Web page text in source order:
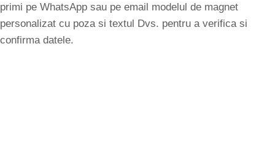
primi pe WhatsApp sau pe email modelul de magnet
personalizat cu poza si textul Dvs. pentru a verifica si
confirma datele.